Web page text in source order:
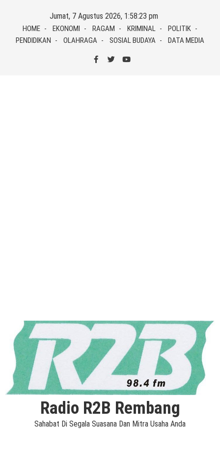
content
Jumat, 7 Agustus 2026, 1:58:23 pm
HOME EKONOMI RAGAM KRIMINAL
POLITIK
PENDIDIKAN
OLAHRAGA SOSIAL BUDAYA DATA MEDIA
Radio R2B Rembang
Sahabat Di Segala Suasana Dan Mitra Usaha Anda